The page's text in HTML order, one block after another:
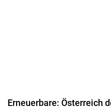
Erneuerbare: Österreich